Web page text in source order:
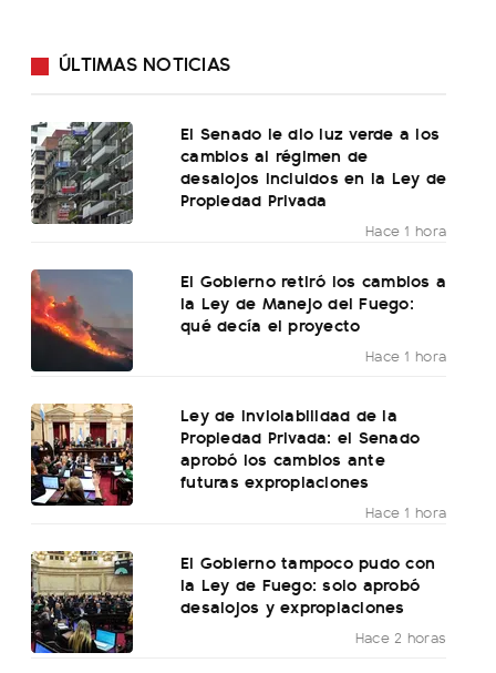
ÚLTIMAS NOTICIAS
El Senado le dio luz verde a los
cambios al régimen de
desalojos incluidos en la Ley de
Propiedad Privada
Hace 1 hora
El Gobierno retiró los cambios a
la Ley de Manejo del Fuego:
qué decía el proyecto
Hace 1 hora
Ley de Inviolabilidad de la
Propiedad Privada: el Senado
aprobó los cambios ante
futuras expropiaciones
Hace 1 hora
El Gobierno tampoco pudo con
la Ley de Fuego: solo aprobó
desalojos y expropiaciones
Hace 2 horas